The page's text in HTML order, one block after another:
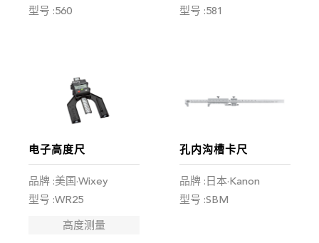
型号 :560
型号 :581
电子高度尺
品牌 :美国·Wixey
型号 :WR25
高度测量
孔内沟槽卡尺
品牌 :日本·Kanon
型号 :SBM